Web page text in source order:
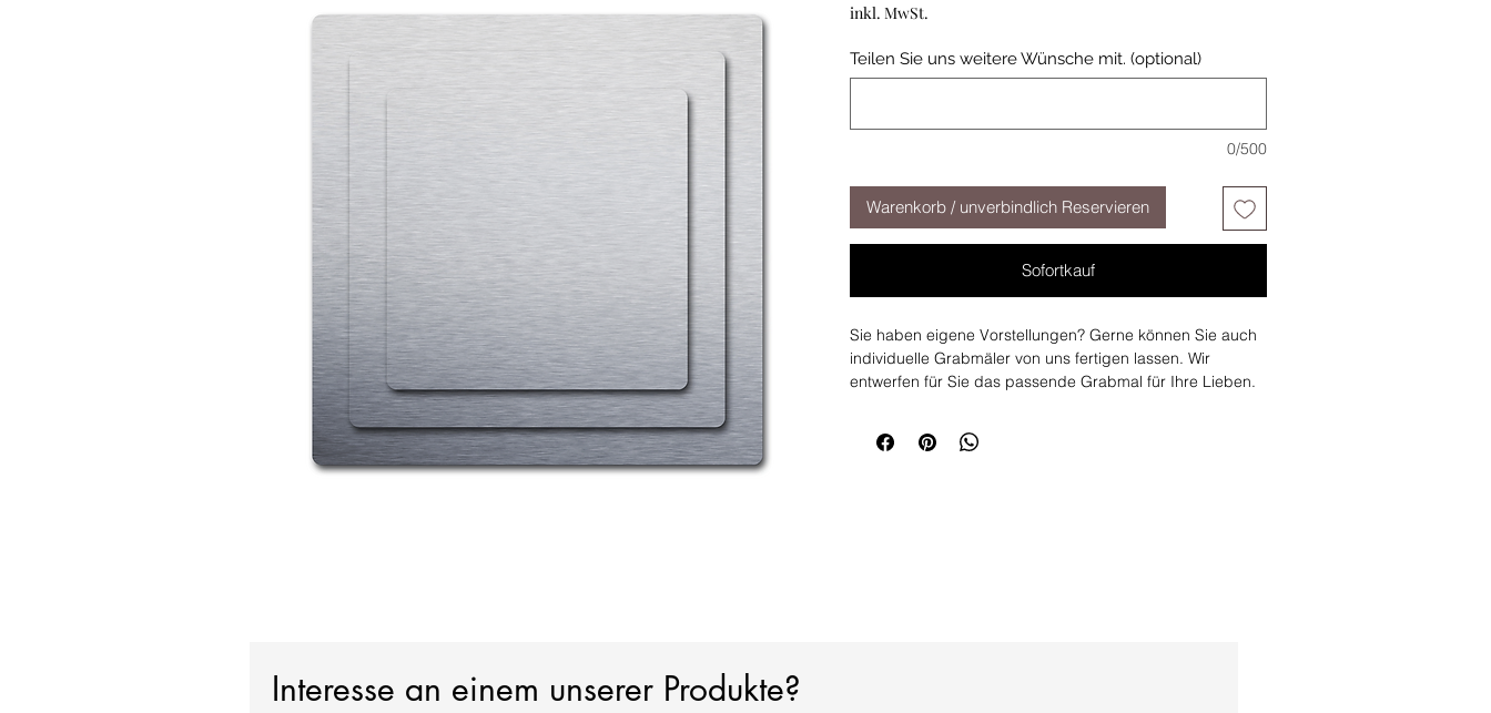
inkl. MwSt.
Teilen Sie uns weitere Wünsche mit. (optional)
0/500
Warenkorb / unverbindlich Reservieren
Sofortkauf
Sie haben eigene Vorstellungen? Gerne können Sie auch
individuelle Grabmäler von uns fertigen lassen. Wir
entwerfen für Sie das passende Grabmal für Ihre Lieben.
Rufen Sie uns hierfür gerne an oder schicken Sie uns eine
Mail mit Ihren Vorstellungen.
Interesse an einem unserer Produkte?